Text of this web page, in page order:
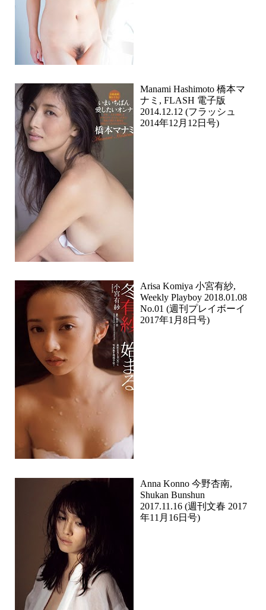
Manami Hashimoto 橋本マ
ナミ, FLASH 電子版
2014.12.12 (フラッシュ
2014年12月12日号)
Arisa Komiya 小宮有紗,
Weekly Playboy 2018.01.08
No.01 (週刊プレイボーイ
2017年1月8日号)
Anna Konno 今野杏南,
Shukan Bunshun
2017.11.16 (週刊文春 2017
年11月16日号)